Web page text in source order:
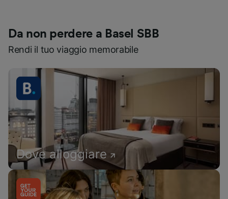
Da non perdere a Basel SBB
Rendi il tuo viaggio memorabile
Dove alloggiare